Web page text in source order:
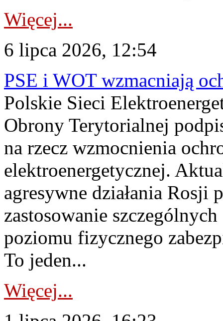
Więcej...
6 lipca 2026, 12:54
PSE i WOT wzmacniają
Polskie Sieci
Obrony Terytorialnej
na rzecz wzmocnienia
elektroenergetycznej.
agresywne działania Rosji
zastosowanie
poziomu fizycznego
To jeden...
Więcej...